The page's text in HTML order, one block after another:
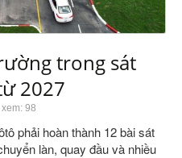
trong sát
2027
98
phải hoàn thành 12 bài sát
làn, quay đầu và nhiều